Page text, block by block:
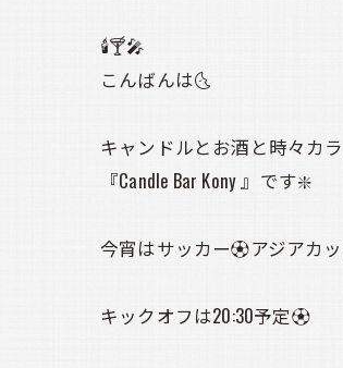
🕯️🍸️🎤
こんばんは🌜️
キャンドルとお酒と時々カ
『Candle Bar Kony 』です❇️
今宵はサッカー⚽アジアカ
キックオフは20:30予定⚽